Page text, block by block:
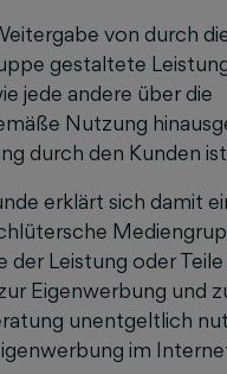
von durch
gestaltete
jede andere über die
Nutzung
durch den Kunden
erklärt sich damit
der Leistung oder
Eigenwerbung und
unentgeltlich
im